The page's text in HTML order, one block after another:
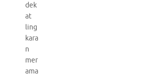
dek
at
ling
kara
n
mer
ama